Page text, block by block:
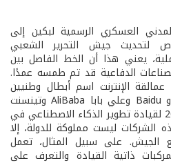
العسكري الرسمية لبكين إلى
لتحديث جيش التحرير الشعبي
العملية، يعني هذا أن الخط الفاصل بين
الدفاعية قد تم طمسه عمدًا.
الإنترنت اسم أبطال وطنيين
للذكاء الاصطناعي وعيّنت بايدو Baidu وعلي بابا AliBaba وتينسنت
Tencent صراحة في العام 2017 لقيادة تطوير الذكاء الاصطناعي في
هذه الشركات ليست مملوكة للدولة، إلا
الجيش. على سبيل المثال، تعمل
ذاتية القيادة والتعرف على